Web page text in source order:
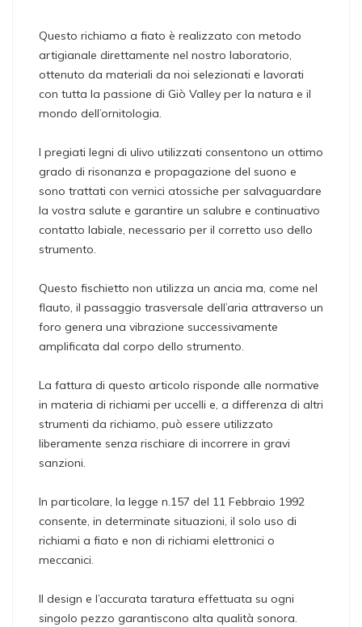
Questo richiamo a fiato è realizzato con metodo
artigianale direttamente nel nostro laboratorio,
ottenuto da materiali da noi selezionati e lavorati
con tutta la passione di Giò Valley per la natura e il
mondo dell’ornitologia.
I pregiati legni di ulivo utilizzati consentono un ottimo
grado di risonanza e propagazione del suono e
sono trattati con vernici atossiche per salvaguardare
la vostra salute e garantire un salubre e continuativo
contatto labiale, necessario per il corretto uso dello
strumento.
Questo fischietto non utilizza un ancia ma, come nel
flauto, il passaggio trasversale dell’aria attraverso un
foro genera una vibrazione successivamente
amplificata dal corpo dello strumento.
La fattura di questo articolo risponde alle normative
in materia di richiami per uccelli e, a differenza di altri
strumenti da richiamo, può essere utilizzato
liberamente senza rischiare di incorrere in gravi
sanzioni.
In particolare, la legge n.157 del 11 Febbraio 1992
consente, in determinate situazioni, il solo uso di
richiami a fiato e non di richiami elettronici o
meccanici.
Il design e l’accurata taratura effettuata su ogni
singolo pezzo garantiscono alta qualità sonora.